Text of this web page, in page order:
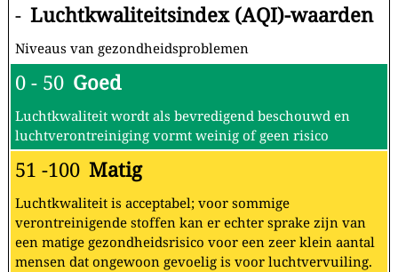
- Luchtkwaliteitsindex (AQI)-waarden
Niveaus van gezondheidsproblemen
0 - 50 Goed
Luchtkwaliteit wordt als bevredigend beschouwd en
luchtverontreiniging vormt weinig of geen risico
51 -100 Matig
Luchtkwaliteit is acceptabel; voor sommige
verontreinigende stoffen kan er echter sprake zijn van
een matige gezondheidsrisico voor een zeer klein aantal
mensen dat ongewoon gevoelig is voor luchtvervuiling.